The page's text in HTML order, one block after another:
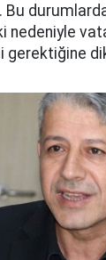
nedeniyle
gerektiğine